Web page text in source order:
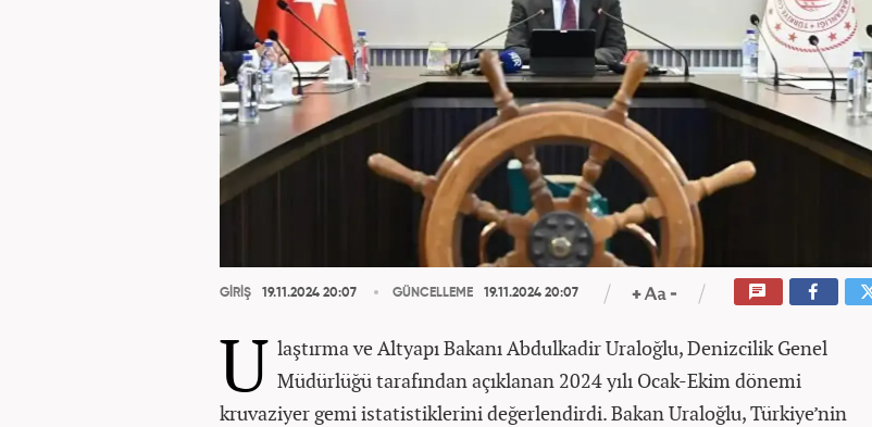
GİRİŞ 19.11.2024 20:07 GÜNCELLEME 19.11.2024 20:07
U laştırma ve Altyapı Bakanı Abdulkadir Uraloğlu, Denizcilik Genel
Müdürlüğü tarafından açıklanan 2024 yılı Ocak-Ekim dönemi
kruvaziyer gemi istatistiklerini değerlendirdi. Bakan Uraloğlu, Türkiye’nin